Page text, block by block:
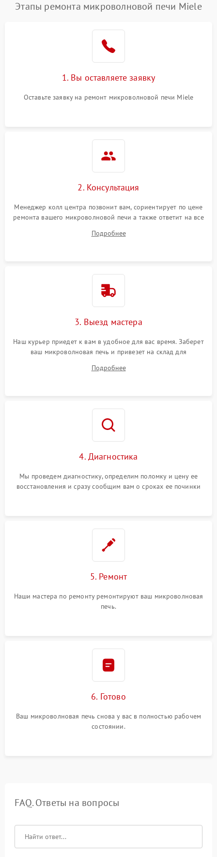
Этапы ремонта микроволновой печи Miele
1. Вы оставляете заявку
Оставьте заявку на ремонт микроволновой печи Miele
2. Консультация
Менеджер колл центра позвонит вам, сориентирует по цене
ремонта вашего микроволновой печи а также ответит на все
Подробнее
3. Выезд мастера
Наш курьер приедет к вам в удобное для вас время. Заберет
ваш микроволновая печь и привезет на склад для
Подробнее
4. Диагностика
Мы проведем диагностику, определим поломку и цену ее
восстановления и сразу сообщим вам о сроках ее починки
5. Ремонт
Наши мастера по ремонту ремонтируют ваш микроволновая
печь.
6. Готово
Ваш микроволновая печь снова у вас в полностью рабочем
состоянии.
FAQ. Ответы на вопросы